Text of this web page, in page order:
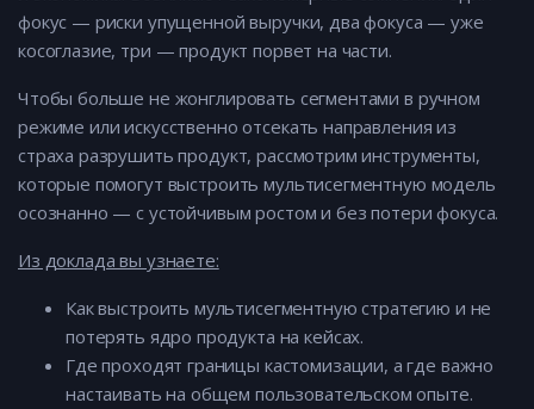
фокус — риски упущенной выручки, два фокуса — уже
косоглазие, три — продукт порвет на части.
Чтобы больше не жонглировать сегментами в ручном
режиме или искусственно отсекать направления из
страха разрушить продукт, рассмотрим инструменты,
которые помогут выстроить мультисегментную модель
осознанно — с устойчивым ростом и без потери фокуса.
Из доклада вы узнаете:
Как выстроить мультисегментную стратегию и не
потерять ядро продукта на кейсах.
Где проходят границы кастомизации, а где важно
настаивать на общем пользовательском опыте.